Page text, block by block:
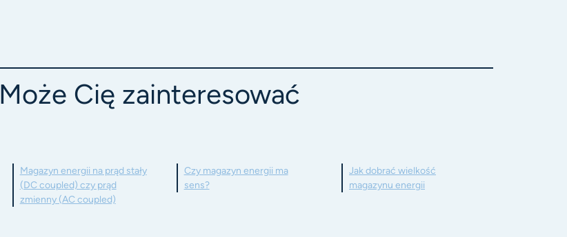
Może Cię zainteresować
Magazyn energii na prąd stały
(DC coupled) czy prąd
zmienny (AC coupled)
Czy magazyn energii ma
sens?
Jak dobrać wielkość
magazynu energii